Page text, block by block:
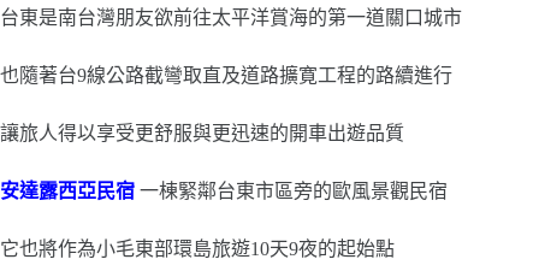
台東是南台灣朋友欲前往太平洋賞海的第一道關口城市
也隨著台9線公路截彎取直及道路擴寛工程的路續進行
讓旅人得以享受更舒服與更迅速的開車出遊品質
安達露西亞民宿 一棟緊鄰台東市區旁的歐風景觀民宿
它也將作為小毛東部環島旅遊10天9夜的起始點